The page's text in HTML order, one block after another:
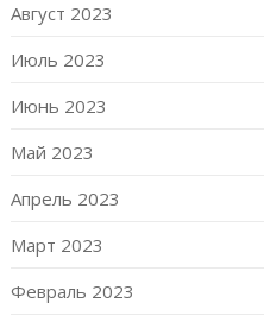
Август 2023
Июль 2023
Июнь 2023
Май 2023
Апрель 2023
Март 2023
Февраль 2023